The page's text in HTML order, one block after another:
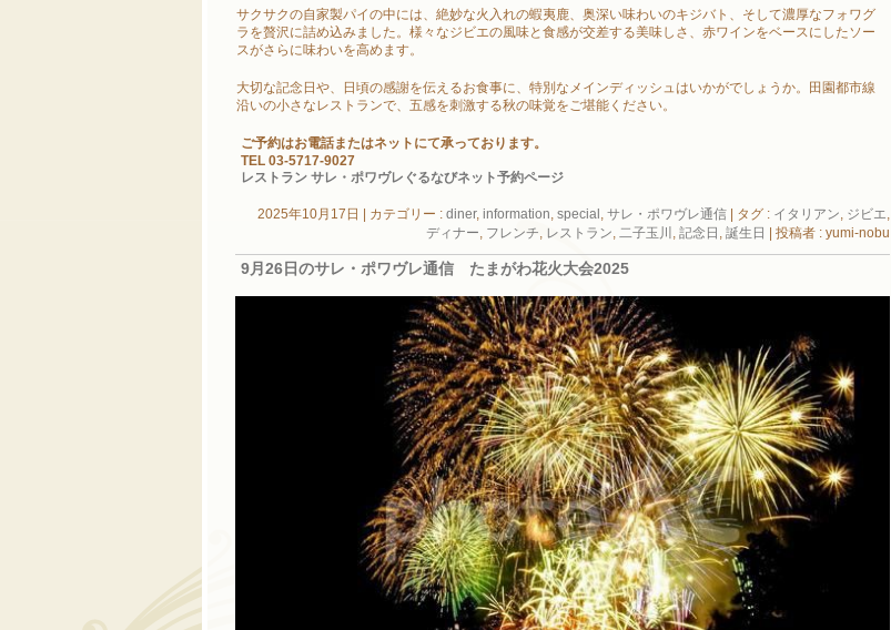
サクサクの自家製パイの中には、絶妙な火入れの蝦夷鹿、奥深い味わいのキジバト、そして濃厚なフォワグ
ラを贅沢に詰め込みました。様々なジビエの風味と食感が交差する美味しさ、赤ワインをベースにしたソー
スがさらに味わいを高めます。
大切な記念日や、日頃の感謝を伝えるお食事に、特別なメインディッシュはいかがでしょうか。田園都市線
沿いの小さなレストランで、五感を刺激する秋の味覚をご堪能ください。
ご予約はお電話またはネットにて承っております。
TEL 03-5717-9027
レストラン サレ・ポワヴレぐるなびネット予約ページ
2025年10月17日 カテゴリー : diner, information, special , サレ・ポワヴレ通信 タグ : イタリアン, ジビエ,
ディナー, フレンチ, レストラン, 二子玉川 , 記念日 , 誕生日 投稿者 : yumi-nobu
9月26日のサレ・ポワヴレ通信 たまがわ花火大会2025